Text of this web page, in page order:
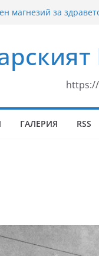
магнезий за
ефир „Свекървата“
https://
ГАЛЕРИЯ RSS